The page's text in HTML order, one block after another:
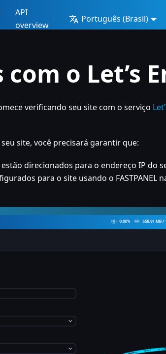
API
overview
Português (Brasil)
o Let’s
verificando seu site com o serviço
site, você precisará garantir que:
direcionados para o endereço IP do
para o site usando o FASTPANEL